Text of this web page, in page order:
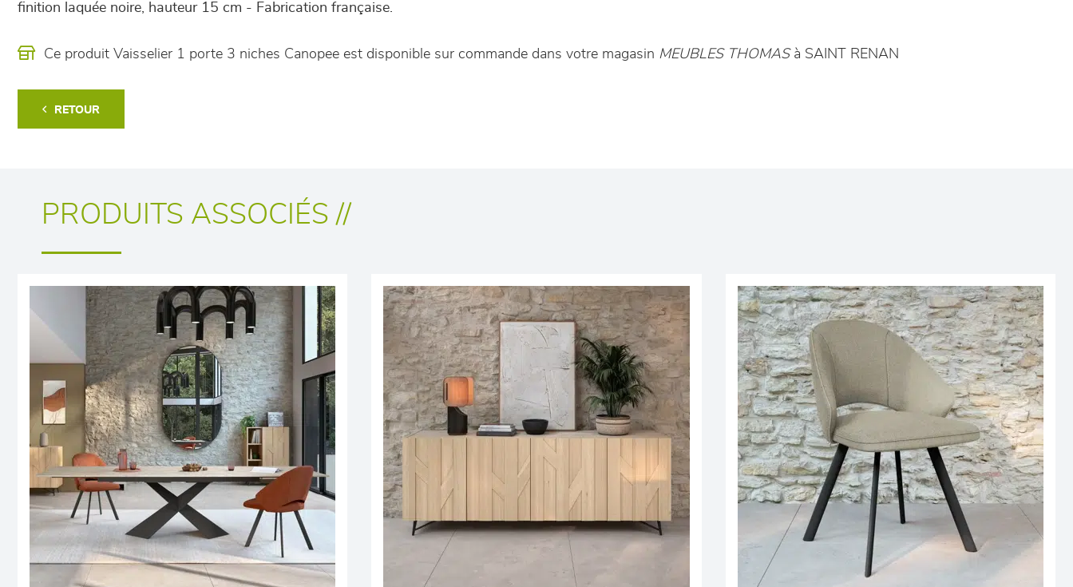
finition laquée noire, hauteur 15 cm - Fabrication française.
Ce produit Vaisselier 1 porte 3 niches Canopee est disponible sur commande dans votre magasin MEUBLES THOMAS à SAINT RENAN
RETOUR
PRODUITS ASSOCIÉS //